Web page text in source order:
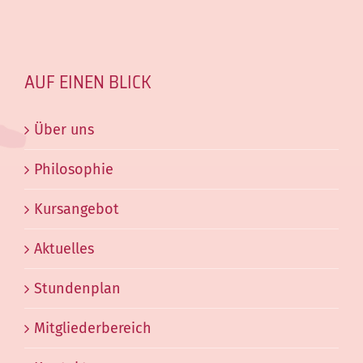
AUF EINEN BLICK
Über uns
Philosophie
Kursangebot
Aktuelles
Stundenplan
Mitgliederbereich